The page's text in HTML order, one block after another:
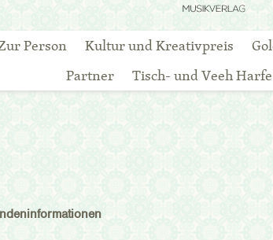
Person Kultur und Kreativpreis
Partner
Tisch- und Veeh Harfe